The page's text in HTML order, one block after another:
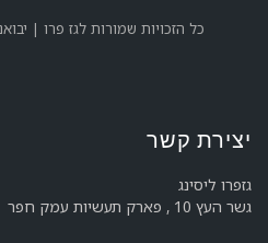
©כל הזכויות שמורות לגז פרו |
יצירת קשר
גזפרו ליסינג
גשר העץ 10 , פארק תעשיות עמק חפר